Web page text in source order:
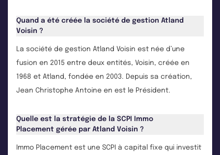
Quand a été créée la société de gestion Atland
Voisin ?
La société de gestion Atland Voisin est née d’une
fusion en 2015 entre deux entités, Voisin, créée en
1968 et Atland, fondée en 2003. Depuis sa création,
Jean Christophe Antoine en est le Président.
Quelle est la stratégie de la SCPI Immo
Placement gérée par Atland Voisin ?
Immo Placement est une SCPI à capital fixe qui investit